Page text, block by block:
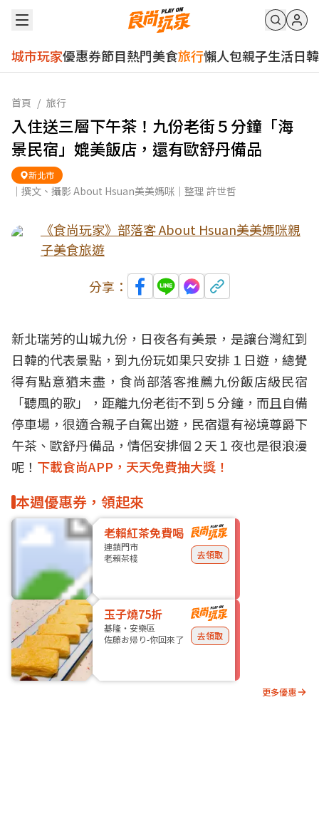
城市玩家優惠券節目熱門美食旅行懶人包親子生活日韓
首頁 / 旅行
入住送三層下午茶！九份老街５分鐘「海
景民宿」媲美飯店，還有歐舒丹備品
新北市
｜撰文、攝影 About Hsuan美美媽咪｜整理 許世哲
《食尚玩家》部落客 About Hsuan美美媽咪親
子美食旅遊
分享：
新北瑞芳的山城九份，日夜各有美景，是讓台灣紅到
日韓的代表景點，到九份玩如果只安排１日遊，總覺
得有點意猶未盡，食尚部落客推薦九份飯店級民宿
「聽風的歌」，距離九份老街不到５分鐘，而且自備
停車場，很適合親子自駕出遊，民宿還有祕境尊爵下
午茶、歐舒丹備品，情侶安排個２天１夜也是很浪漫
呢！ 下載食尚APP，天天免費抽大獎！
本週優惠券，領起來
老賴紅茶免費喝
連鎖門市
老賴茶棧
去領取
玉子燒75折
基隆・安樂區
佐藤お帰り-你回來了
去領取
更多優惠